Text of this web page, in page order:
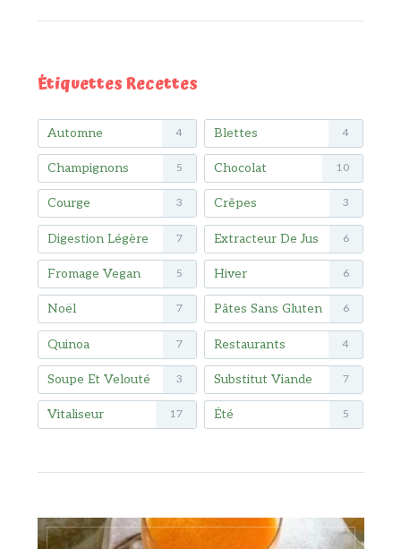
Étiquettes Recettes
Automne 4 Blettes 4
Champignons 5 Chocolat 10
Courge 3 Crêpes 3
Digestion Légère 7 Extracteur De Jus 6
Fromage Vegan 5 Hiver 6
Noël 7 Pâtes Sans Gluten 6
Quinoa 7 Restaurants 4
Soupe Et Velouté 3 Substitut Viande 7
Vitaliseur 17 Été 5